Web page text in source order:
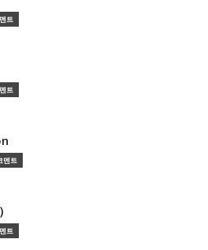
트
트
멘트
트